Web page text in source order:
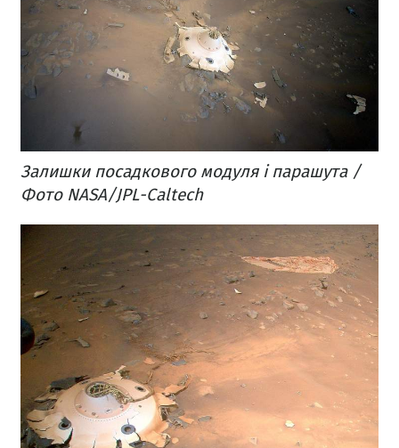
Залишки посадкового модуля і парашута /
Фото NASA/JPL-Caltech